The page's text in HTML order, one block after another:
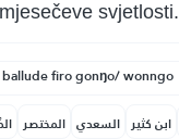
svjetlosti.
Hollude / ballude firo gonŋo/ wonngo
المختصر السعدي ابن كثير